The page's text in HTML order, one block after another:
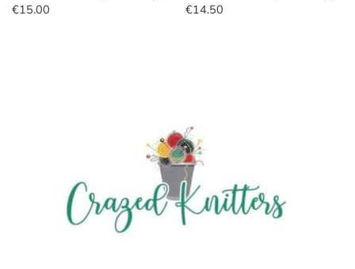
€15.00
€14.50